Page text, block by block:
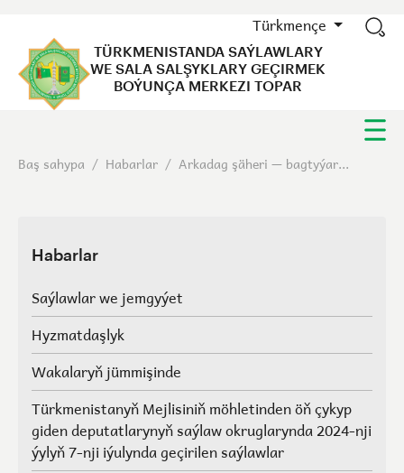
Türkmençe
TÜRKMENISTANDA SAÝLAWLARY
WE SALA SALŞYKLARY GEÇIRMEK
BOÝUNÇA MERKEZI TOPAR
Baş sahypa / Habarlar / Arkadag şäheri — bagtyýar...
Habarlar
Saýlawlar we jemgyýet
Hyzmatdaşlyk
Wakalaryň jümmişinde
Türkmenistanyň Mejlisiniň möhletinden öň çykyp
giden deputatlarynyň saýlaw okruglarynda 2024-nji
ýylyň 7-nji iýulynda geçirilen saýlawlar